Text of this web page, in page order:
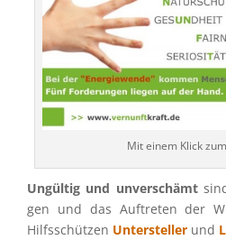
Mit einem Klick
Ungül­tig und unver­schämt
gen und das Auftre­ten der
Hilfs­schüt­zen Unter­stel­ler und